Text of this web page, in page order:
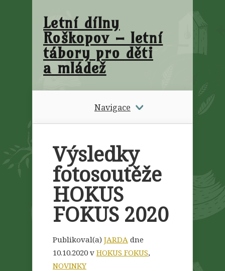
Letní dílny
Roškopov – letní
tábory pro děti
a mládež
Navigace
Výsledky
fotosoutěže
HOKUS
FOKUS 2020
Publikoval(a) JARDA dne
10.10.2020 v HOKUS FOKUS,
NOVINKY